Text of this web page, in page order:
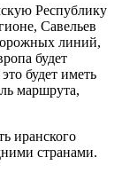
Республику
Савельев
линий,
будет
будет иметь
маршрута,
иранского
странами.